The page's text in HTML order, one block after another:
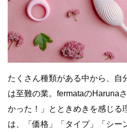
たくさん種類がある中から、自
は至難の業。fermataのHaruna
かった！」とときめきを感じる
は、「価格」「タイプ」「シー